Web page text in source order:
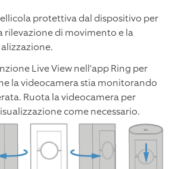
protettiva dal dispositivo per
rilevazione di movimento e la
Live View nell'app Ring per
la videocamera stia monitorando
Ruota la videocamera per
come necessario.